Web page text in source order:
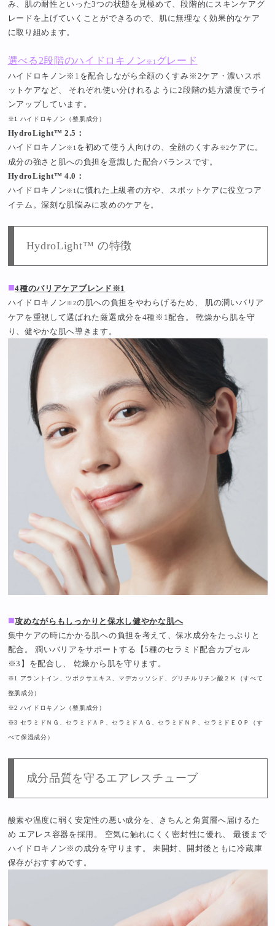
み、肌の耐性といった3つの状態を見極めて、段階的にスキンケアグ
レードを上げていくことができるので、肌に無理なく効果的なケア
に取り組めます。
選べる2段階のハイドロキノン※1 グレード
ハイドロキノン※1を配合しながら全顔のくすみ※2ケア・濃いスポ
ットケアなど、 それぞれ使い分けれるように2段階の処方濃度でライ
ンアップしています。
※1 ハイドロキノン（整肌成分）
HydroLight™ 2.5：
ハイドロキノン※1 を初めて使う人向けの、全顔のくすみ※2ケアに。
成分の強さと肌への負担を意識した配合バランスです。
HydroLight™ 4.0：
ハイドロキノン※1 に慣れた上級者の方や、スポットケアに役立つア
イテム。深刻な肌悩みに攻めのケアを。
HydroLight™ の特徴
■4種のバリアケアブレンド※1
ハイドロキノン※2の肌への負担をやわらげるため、 肌の潤いバリア
ケアを重視して選ばれた厳選成分を4種※1配合。 乾燥から肌を守
り、健やかな肌へ導きます。
■攻めながらもしっかりと保水し健やかな肌へ
集中ケアの時にかかる肌への負担を考えて、保水成分をたっぷりと
配合。 潤いバリアをサポートする【5種のセラミド配合カプセル
※3】を配合し、 乾燥から肌を守ります。
※1 アラントイン、ツボクサエキス、マデカッソシド、グリチルリチン酸２Ｋ（すべて
整肌成分）
※2 ハイドロキノン（整肌成分）
※3 セラミドＮＧ、セラミドＡＰ、セラミドＡＧ、セラミドＮＰ、セラミドＥＯＰ（す
べて保湿成分）
成分品質を守るエアレスチューブ
酸素や温度に弱く安定性の悪い成分を、きちんと角質層へ届けるた
め エアレス容器を採用。 空気に触れにくく密封性に優れ、 最後まで
ハイドロキノン※の成分を守ります。 未開封、開封後ともに冷蔵庫
保存がおすすめです。